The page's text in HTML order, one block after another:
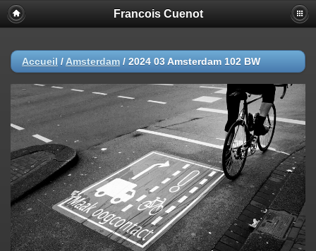
Francois Cuenot
Accueil / Amsterdam / 2024 03 Amsterdam 102 BW